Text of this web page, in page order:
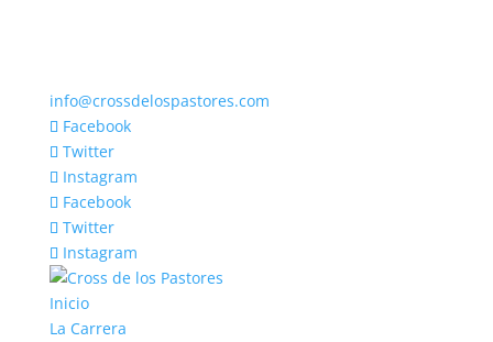
info@crossdelospastores.com
Facebook
Twitter
Instagram
Facebook
Twitter
Instagram
Inicio
La Carrera